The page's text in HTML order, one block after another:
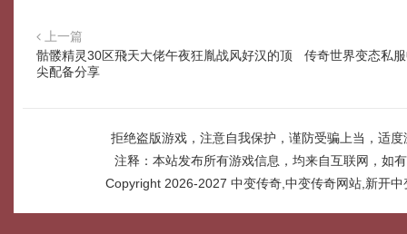
上一篇
骷髅精灵30区飛天大佬午夜狂胤战风好汉的顶
尖配备分享
传奇世界变态私
拒绝盗版游戏，注意自我保护，谨防受骗上当，适
注释：本站发布所有游戏信息，均来自互联网，如
Copyright 2026-2027 中变传奇,中变传奇网站,新开